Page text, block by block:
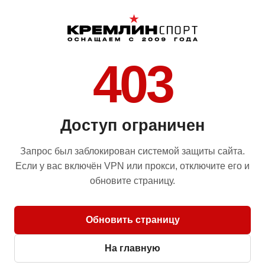
403
Доступ ограничен
Запрос был заблокирован системой защиты сайта.
Если у вас включён VPN или прокси, отключите его и
обновите страницу.
Обновить страницу
На главную